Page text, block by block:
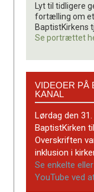
Lyt til tidligere
fortælling om
BaptistKirkens
Se portrættet
BaptistKirkens
YouTube-
kanal
VIDEOER PÅ
KANAL
Lørdag den
BaptistKirken
Overskriften
inklusion i
Se enkelte
YouTube ved